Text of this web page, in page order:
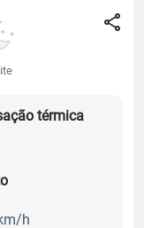
térmica
h